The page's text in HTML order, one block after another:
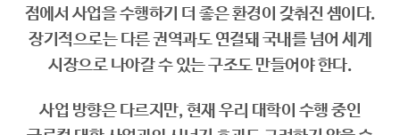
점에서 사업을 수행하기 더 좋은 환경이 갖춰진 셈이다.
장기적으로는 다른 권역과도 연결돼 국내를 넘어 세계
시장으로 나아갈 수 있는 구조도 만들어야 한다.
사업 방향은 다르지만, 현재 우리 대학이 수행 중인